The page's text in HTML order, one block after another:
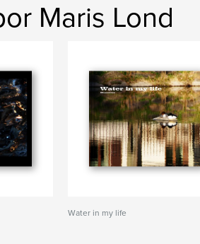
Maris Lond
Water in my life